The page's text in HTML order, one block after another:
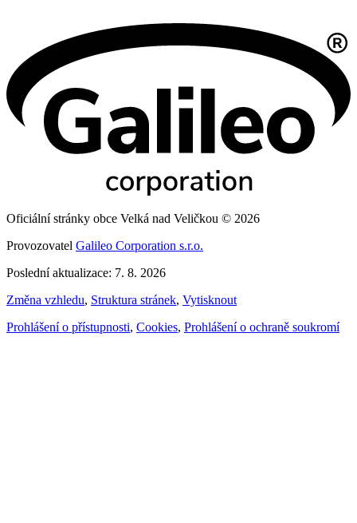
Oficiální stránky obce Velká nad Veličkou © 2026
Provozovatel Galileo Corporation s.r.o.
Poslední aktualizace: 7. 8. 2026
Změna vzhledu, Struktura stránek, Vytisknout
Prohlášení o přístupnosti, Cookies, Prohlášení o ochraně soukromí